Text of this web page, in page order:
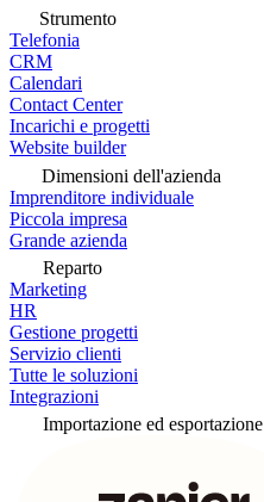
Strumento
Telefonia
CRM
Calendari
Contact Center
Incarichi e progetti
Website builder
Dimensioni dell'azienda
Imprenditore individuale
Piccola impresa
Grande azienda
Reparto
Marketing
HR
Gestione progetti
Servizio clienti
Tutte le soluzioni
Integrazioni
Importazione ed esportazione